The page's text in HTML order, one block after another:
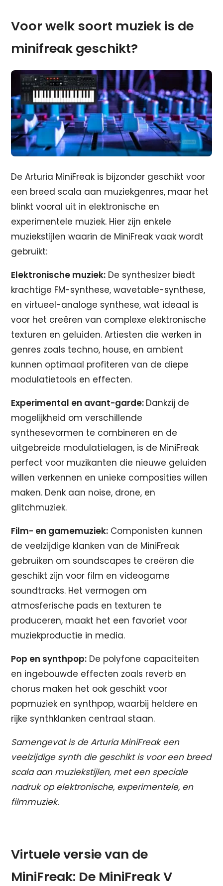
Voor welk soort muziek is de
minifreak geschikt?
De Arturia MiniFreak is bijzonder geschikt voor
een breed scala aan muziekgenres, maar het
blinkt vooral uit in elektronische en
experimentele muziek. Hier zijn enkele
muziekstijlen waarin de MiniFreak vaak wordt
gebruikt:
Elektronische muziek: De synthesizer biedt
krachtige FM-synthese, wavetable-synthese,
en virtueel-analoge synthese, wat ideaal is
voor het creëren van complexe elektronische
texturen en geluiden. Artiesten die werken in
genres zoals techno, house, en ambient
kunnen optimaal profiteren van de diepe
modulatietools en effecten.
Experimental en avant-garde: Dankzij de
mogelijkheid om verschillende
synthesevormen te combineren en de
uitgebreide modulatielagen, is de MiniFreak
perfect voor muzikanten die nieuwe geluiden
willen verkennen en unieke composities willen
maken. Denk aan noise, drone, en
glitchmuziek.
Film- en gamemuziek: Componisten kunnen
de veelzijdige klanken van de MiniFreak
gebruiken om soundscapes te creëren die
geschikt zijn voor film en videogame
soundtracks. Het vermogen om
atmosferische pads en texturen te
produceren, maakt het een favoriet voor
muziekproductie in media.
Pop en synthpop: De polyfone capaciteiten
en ingebouwde effecten zoals reverb en
chorus maken het ook geschikt voor
popmuziek en synthpop, waarbij heldere en
rijke synthklanken centraal staan.
Samengevat is de Arturia MiniFreak een
veelzijdige synth die geschikt is voor een breed
scala aan muziekstijlen, met een speciale
nadruk op elektronische, experimentele, en
filmmuziek.
Virtuele versie van de
MiniFreak: De MiniFreak V